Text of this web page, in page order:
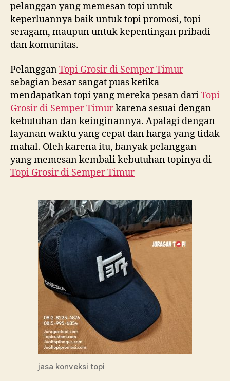
pelanggan yang memesan topi untuk
keperluannya baik untuk topi promosi, topi
seragam, maupun untuk kepentingan pribadi
dan komunitas.
PelangganTopi Grosir di Semper Timur
sebagian besar sangat puas ketika
mendapatkan topi yang mereka pesan dariTopi
Grosir di Semper Timurkarena sesuai dengan
kebutuhan dan keinginannya. Apalagi dengan
layanan waktu yang cepat dan harga yang tidak
mahal. Oleh karena itu, banyak pelanggan
yang memesan kembali kebutuhan topinya di
Topi Grosir di Semper Timur
jasa konveksi topi